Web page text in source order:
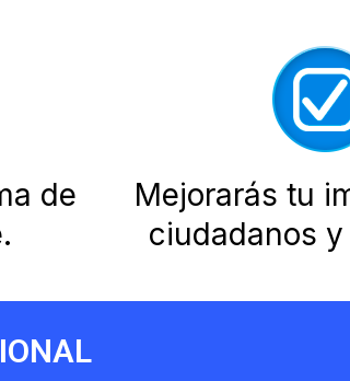
de
Mejorarás tu
ciudadanos